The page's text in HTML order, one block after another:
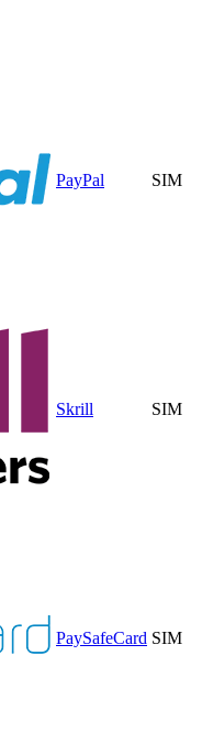
PayPal SIM
Skrill SIM
PaySafeCard SIM